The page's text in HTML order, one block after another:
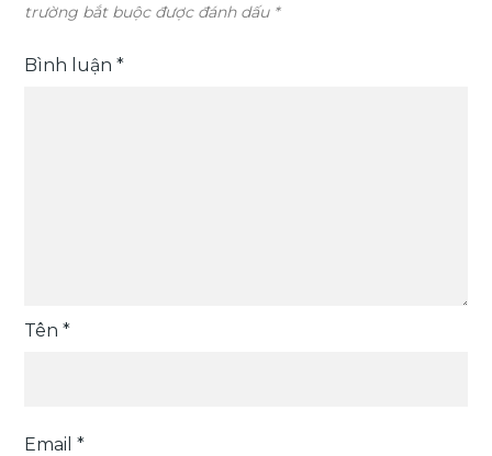
trường bắt buộc được đánh dấu *
Bình luận*
Tên*
Email*